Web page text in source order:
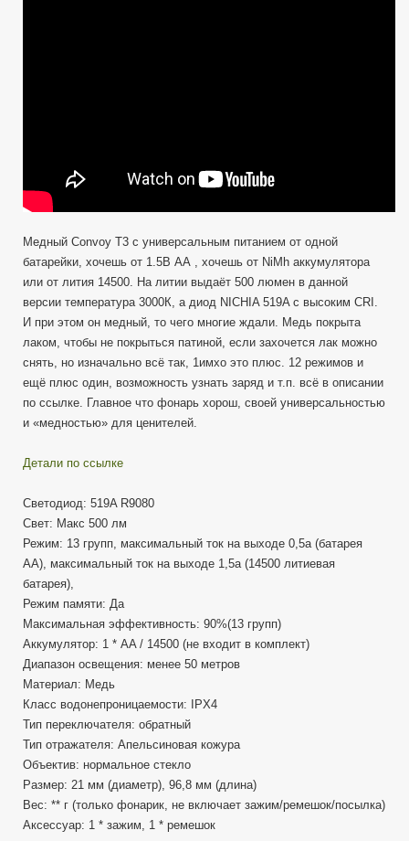
Медный Convoy T3 с универсальным питанием от одной
батарейки, хочешь от 1.5В АА , хочешь от NiMh аккумулятора
или от лития 14500. На литии выдаёт 500 люмен в данной
версии температура 3000К, а диод NICHIA 519A с высоким CRI.
И при этом он медный, то чего многие ждали. Медь покрыта
лаком, чтобы не покрыться патиной, если захочется лак можно
снять, но изначально всё так, 1имхо это плюс. 12 режимов и
ещё плюс один, возможность узнать заряд и т.п. всё в описании
по ссылке. Главное что фонарь хорош, своей универсальностью
и «медностью» для ценителей.
Детали по ссылке
Светодиод: 519A R9080
Свет: Макс 500 лм
Режим: 13 групп, максимальный ток на выходе 0,5a (батарея
AA), максимальный ток на выходе 1,5a (14500 литиевая
батарея),
Режим памяти: Да
Максимальная эффективность: 90%(13 групп)
Аккумулятор: 1 * AA / 14500 (не входит в комплект)
Диапазон освещения: менее 50 метров
Материал: Медь
Класс водонепроницаемости: IPX4
Тип переключателя: обратный
Тип отражателя: Апельсиновая кожура
Объектив: нормальное стекло
Размер: 21 мм (диаметр), 96,8 мм (длина)
Вес: ** г (только фонарик, не включает зажим/ремешок/посылка)
Аксессуар: 1 * зажим, 1 * ремешок